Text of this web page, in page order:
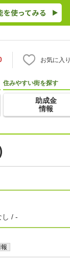
お気に入り
住みやすい街を探す
助成金
情報
し / -